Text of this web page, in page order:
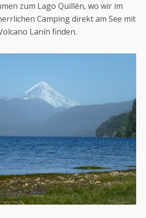
zum Lago Quillén, wo wir im
Camping direkt am See mit
Lanín finden.